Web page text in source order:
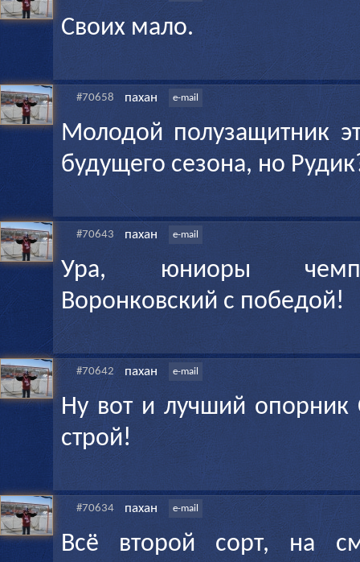
Своих мало.
#70658 пахан e-mail
Молодой полузащитник
будущего сезона, но
#70643 пахан e-mail
Ура, юниоры
Воронковский с победой!
#70642 пахан e-mail
Ну вот и лучший опорник
строй!
#70634 пахан e-mail
Всё второй сорт, на